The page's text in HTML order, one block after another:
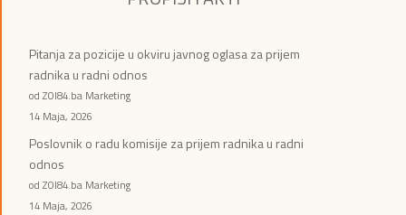
Pitanja za pozicije u okviru javnog oglasa za prijem
radnika u radni odnos
od ZOI84.ba Marketing
14 Maja, 2026
Poslovnik o radu komisije za prijem radnika u radni
odnos
od ZOI84.ba Marketing
14 Maja, 2026